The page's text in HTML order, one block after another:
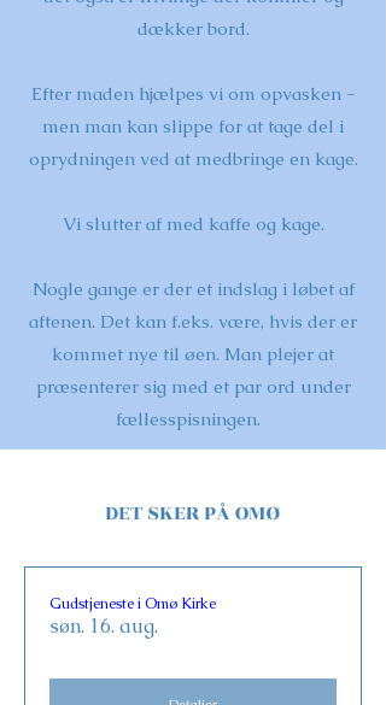
dækker bord.
Efter maden hjælpes vi om opvasken -
men man kan slippe for at tage del i
oprydningen ved at medbringe en kage.
Vi slutter af med kaffe og kage.
Nogle gange er der et indslag i løbet af
aftenen. Det kan f.eks. være, hvis der er
kommet nye til øen. Man plejer at
præsenterer sig med et par ord under
fællesspisningen.
DET SKER PÅ OMØ
Gudstjeneste i Omø Kirke
søn. 16. aug.